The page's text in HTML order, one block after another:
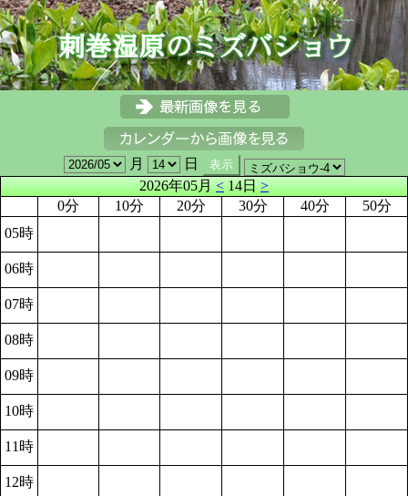
月
日
2026年05月<14日>
0分
10分 20分 30分 40分
50分
05時
06時
07時
08時
09時
10時
11時
12時